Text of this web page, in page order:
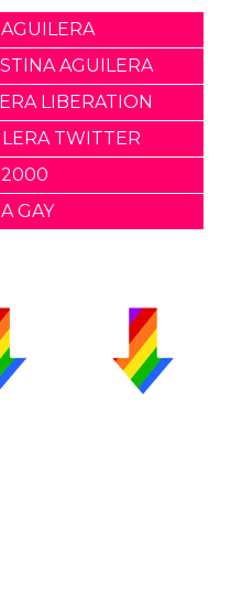
AGUILERA
LIBERATION
TWITTER
2000
GAY